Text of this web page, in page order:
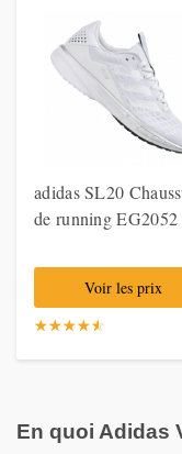
adidas SL20
de running EG2052
Voir les prix
☆☆☆☆☆
★★★★★
En quoi Adidas